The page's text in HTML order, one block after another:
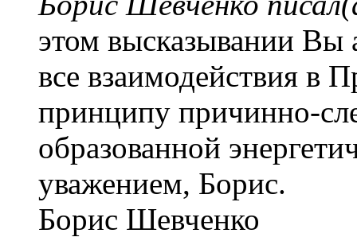
этом высказывании Вы
все взаимодействия в
принципу причинно-
образованной
уважением, Борис.
Борис Шевченко